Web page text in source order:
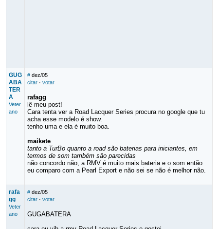
GUG
ABA
TER
A
Veter
ano
# dez/05
citar· votar
rafagg
lê meu post!
Cara tenta ver a Road Lacquer Series procura no google que tu
acha esse modelo é show.
tenho uma e ela é muito boa.
maikete
tanto a TurBo quanto a road são baterias para iniciantes, em
termos de som também são parecidas
não concordo não, a RMV é muito mais bateria e o som então
eu comparo com a Pearl Export e não sei se não é melhor não.
rafa
gg
Veter
ano
# dez/05
citar· votar
GUGABATERA